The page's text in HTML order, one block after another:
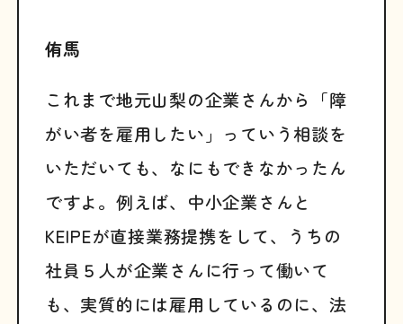
侑馬
これまで地元山梨の企業さんから「障
がい者を雇用したい」っていう相談を
いただいても、なにもできなかったん
ですよ。例えば、中小企業さんと
KEIPEが直接業務提携をして、うちの
社員５人が企業さんに行って働いて
も、実質的には雇用しているのに、法